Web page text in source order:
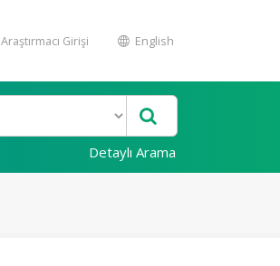
Araştırmacı Girişi English
Detaylı Arama